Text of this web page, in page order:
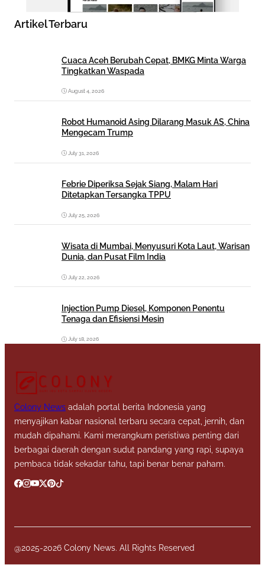
Artikel Terbaru
Cuaca Aceh Berubah Cepat, BMKG Minta Warga
Tingkatkan Waspada
August 4, 2026
Robot Humanoid Asing Dilarang Masuk AS, China
Mengecam Trump
July 31, 2026
Febrie Diperiksa Sejak Siang, Malam Hari
Ditetapkan Tersangka TPPU
July 25, 2026
Wisata di Mumbai, Menyusuri Kota Laut, Warisan
Dunia, dan Pusat Film India
July 22, 2026
Injection Pump Diesel, Komponen Penentu
Tenaga dan Efisiensi Mesin
July 18, 2026
Colony News adalah portal berita Indonesia yang
menyajikan kabar nasional terbaru secara cepat, jernih, dan
mudah dipahami. Kami merangkum peristiwa penting dari
berbagai daerah dengan sudut pandang yang rapi, supaya
pembaca tidak sekadar tahu, tapi benar benar paham.
@2025-2026 Colony News. All Rights Reserved